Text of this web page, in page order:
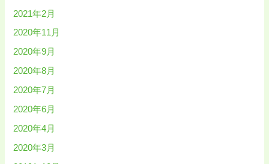
2021年2月
2020年11月
2020年9月
2020年8月
2020年7月
2020年6月
2020年4月
2020年3月